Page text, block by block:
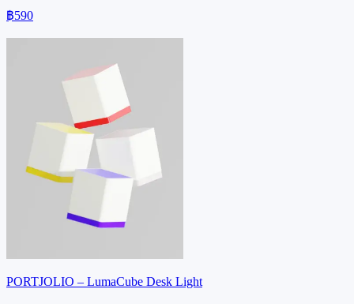
฿590
PORTJOLIO – LumaCube Desk Light